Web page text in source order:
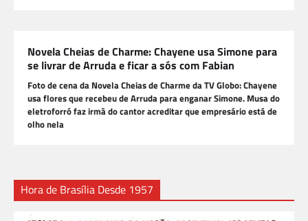
Novela Cheias de Charme: Chayene usa Simone para
se livrar de Arruda e ficar a sós com Fabian
Foto de cena da Novela Cheias de Charme da TV Globo: Chayene
usa flores que recebeu de Arruda para enganar Simone. Musa do
eletroforró faz irmã do cantor acreditar que empresário está de
olho nela
Hora de Brasília Desde 1957